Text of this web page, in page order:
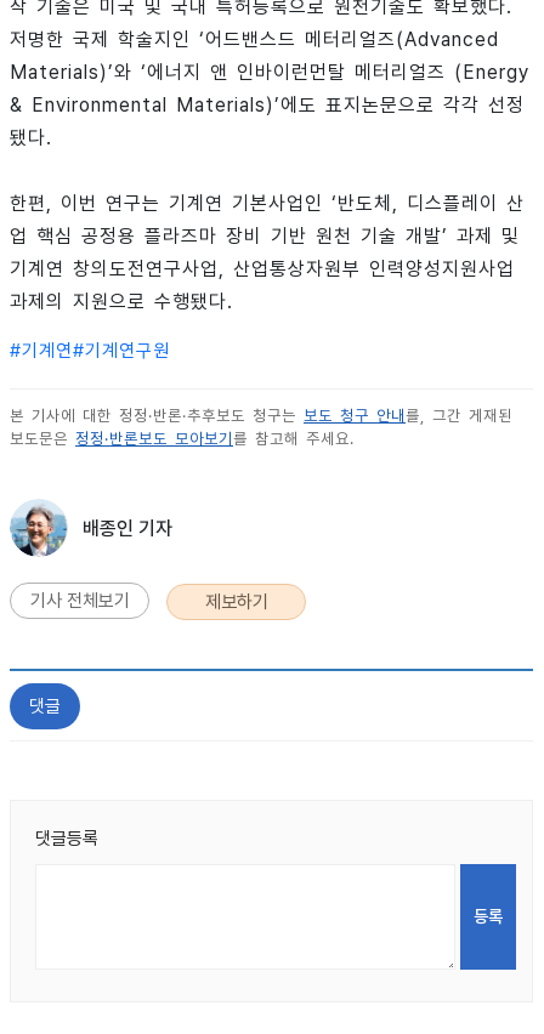
작 기술은 미국 및 국내 특허등록으로 원천기술도 확보했다.
저명한 국제 학술지인 ‘어드밴스드 메터리얼즈(Advanced
Materials)’와 ‘에너지 앤 인바이런먼탈 메터리얼즈 (Energy
& Environmental Materials)’에도 표지논문으로 각각 선정
됐다.
한편, 이번 연구는 기계연 기본사업인 ‘반도체, 디스플레이 산
업 핵심 공정용 플라즈마 장비 기반 원천 기술 개발’ 과제 및
기계연 창의도전연구사업, 산업통상자원부 인력양성지원사업
과제의 지원으로 수행됐다.
#기계연#기계연구원
본 기사에 대한 정정·반론·추후보도 청구는 보도 청구 안내 를, 그간 게재된
보도문은 정정·반론보도 모아보기 를 참고해 주세요.
배종인 기자
기사 전체보기 제보하기
댓글
댓글등록